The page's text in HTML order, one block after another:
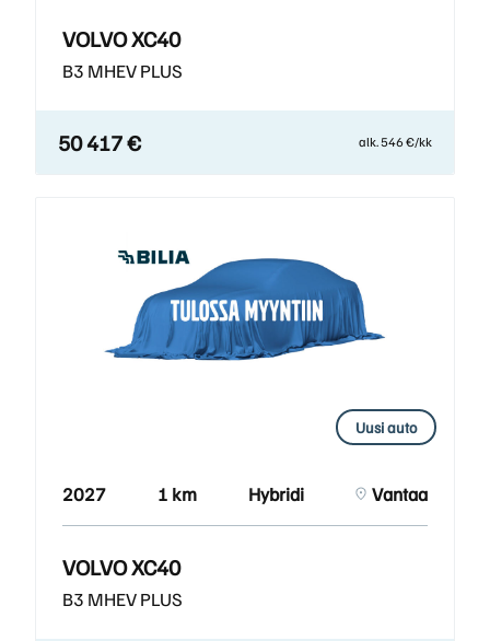
VOLVO XC40
B3 MHEV PLUS
50 417 € alk. 546 €/kk
Uusi auto
2027 1 km Hybridi Vantaa
VOLVO XC40
B3 MHEV PLUS